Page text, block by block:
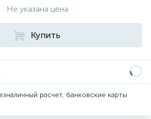
Не указана цена
Купить
расчет, банковские карты